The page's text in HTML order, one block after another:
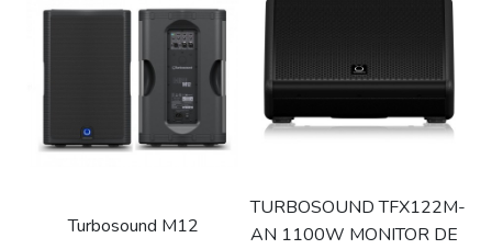
Turbosound M12
TURBOSOUND TFX122M-
AN 1100W MONITOR DE